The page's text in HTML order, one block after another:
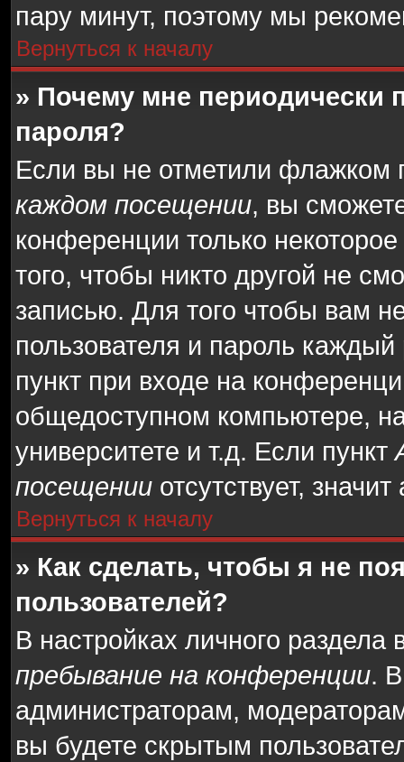
пару минут, поэтому мы
Вернуться к началу
» Почему мне периодически
пароля?
Если вы не отметили флажком
каждом посещении, вы
конференции только
того, чтобы никто другой не
записью. Для того чтобы вам
пользователя и пароль
пункт при входе на
общедоступном компьютере,
университете и т.д. Если пункт
посещении отсутствует,
Вернуться к началу
» Как сделать, чтобы я не
пользователей?
В настройках личного
пребывание на конференции.
администраторам,
вы будете скрытым